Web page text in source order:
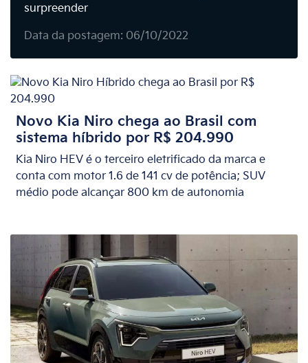
surpreender
Data da postagem: 06/10/2022
Novo Kia Niro chega ao Brasil com
sistema híbrido por R$ 204.990
Kia Niro HEV é o terceiro eletrificado da marca e
conta com motor 1.6 de 141 cv de potência; SUV
médio pode alcançar 800 km de autonomia